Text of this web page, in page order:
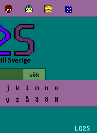
j k l m n
o
y z å ä ö #
LG2S